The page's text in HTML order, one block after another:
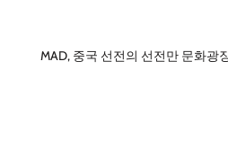
MAD, 중국 선전의 선전만 문화광